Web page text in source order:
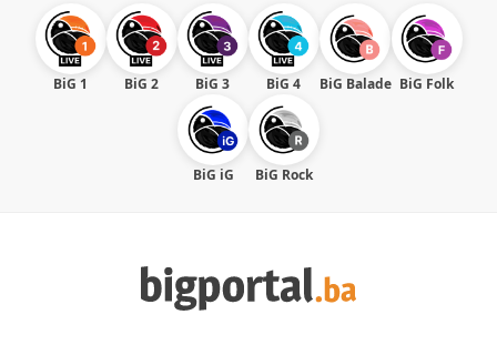
BiG 1 BiG 2 BiG 3 BiG 4 BiG Balade BiG Folk
BiG iG BiG Rock